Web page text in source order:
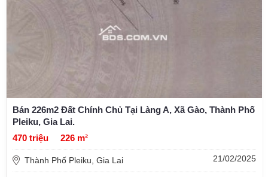
Bán 226m2 Đất Chính Chủ Tại Làng A, Xã Gào, Thành Phố
Pleiku, Gia Lai.
470 triệu
226 m²
Thành Phố Pleiku, Gia Lai 21/02/2025